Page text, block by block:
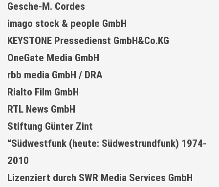
Gesche-M. Cordes
imago stock & people GmbH
KEYSTONE Pressedienst GmbH&Co.KG
OneGate Media GmbH
rbb media GmbH / DRA
Rialto Film GmbH
RTL News GmbH
Stiftung Günter Zint
“Südwestfunk (heute: Südwestrundfunk) 1974-
2010
Lizenziert durch SWR Media Services GmbH